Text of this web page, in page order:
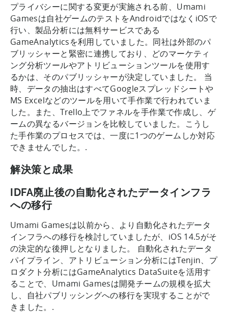
プライバシーに関する変更が実施される前、Umami
Gamesは自社ゲームのテストをAndroidではなくiOSで
行い、製品分析には無料サービスである
GameAnalyticsを利用していました。同社は外部のパ
ブリッシャーと緊密に連携しており、どのマーケティ
ング分析ツールやアトリビューションツールを使用す
るかは、そのパブリッシャーが決定していました。 当
時、データの抽出はすべてGoogleスプレッドシートや
MS Excelなどのツールを用いて手作業で行われていま
した。また、Trello上でファネルを手作業で作成し、ゲ
ームの異なるバージョンを比較していました。こうし
た手作業のプロセスでは、一度に1つのゲームしか対応
できませんでした。.
解決策と成果
IDFA廃止後の自動化されたデータインフラ
への移行
Umami Gamesは以前から、より自動化されたデータ
インフラへの移行を検討していましたが、iOS 14.5がそ
の決定的な後押しとなりました。 自動化されたデータ
パイプライン、アトリビューション分析にはTenjin、プ
ロダクト分析にはGameAnalytics DataSuiteを活用す
ることで、Umami Gamesは開発チームの規模を拡大
し、自社パブリッシングへの移行を実現することがで
きました。.